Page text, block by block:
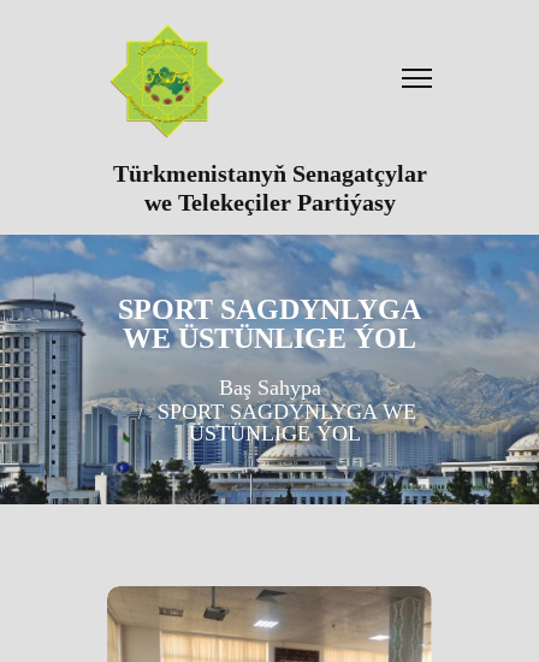
Türkmenistanyň Senagatçylar
we Telekeçiler Partiýasy
SPORT SAGDYNLYGA
WE ÜSTÜNLIGE ÝOL
Baş Sahypa
SPORT SAGDYNLYGA WE
ÜSTÜNLIGE ÝOL